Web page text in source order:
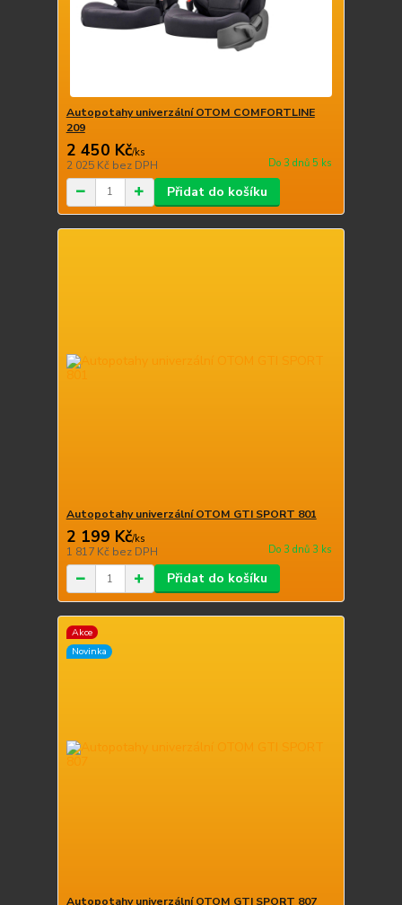
Autopotahy univerzální OTOM COMFORTLINE
209
2 450 Kč/ks
2 025 Kč bez DPH Do 3 dnů 5 ks
Přidat do košíku
Autopotahy univerzální OTOM GTI SPORT 801
2 199 Kč/ks
1 817 Kč bez DPH Do 3 dnů 3 ks
Přidat do košíku
Akce
Novinka
Autopotahy univerzální OTOM GTI SPORT 807